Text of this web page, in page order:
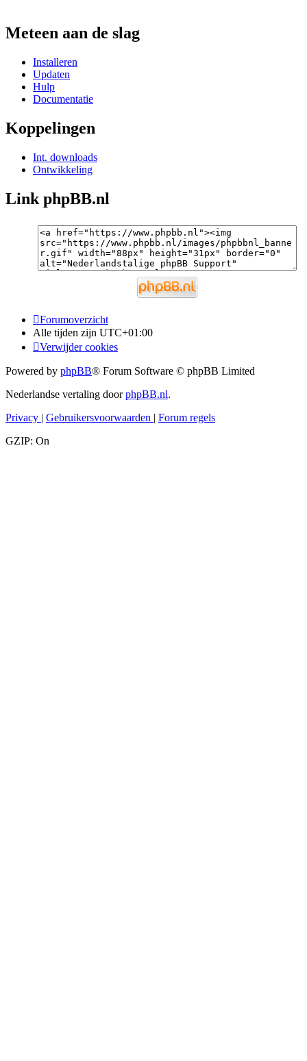
Meteen aan de slag
Installeren
Updaten
Hulp
Documentatie
Koppelingen
Int. downloads
Ontwikkeling
Link phpBB.nl
Forumoverzicht
Alle tijden zijn UTC+01:00
Verwijder cookies
Powered by phpBB® Forum Software © phpBB Limited
Nederlandse vertaling doorphpBB.nl.
Privacy | Gebruikersvoorwaarden | Forum regels
GZIP: On